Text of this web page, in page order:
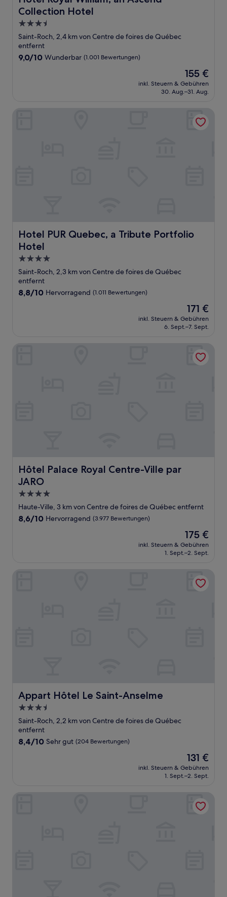
Collection Hotel
3.5-
Sterne-
Unterkunft
Saint-Roch, 2,4 km von Centre de foires de Québec
entfernt
9.0
9,0/10 Wunderbar (1.001 Bewertungen)
Der
Preis
beträgt
155 €
inkl. Steuern & Gebühren
30. Aug.–31. Aug.
Hotel PUR Quebec, a Tribute Portfolio
Hotel
Hotel PUR Quebec, a Tribute Portfolio Hotel
4.0-
Sterne-
Unterkunft
Saint-Roch, 2,3 km von Centre de foires de Québec
entfernt
8.8
8,8/10 Hervorragend (1.011 Bewertungen)
Der
Preis
beträgt
171 €
inkl. Steuern & Gebühren
6. Sept.–7. Sept.
Hôtel Palace Royal Centre-Ville par
JARO
Hôtel Palace Royal Centre-Ville par JARO
4.0-
Sterne-
Unterkunft
Haute-Ville, 3 km von Centre de foires de Québec entfernt
8.6
8,6/10 Hervorragend (3.977 Bewertungen)
Der
Preis
beträgt
175 €
inkl. Steuern & Gebühren
1. Sept.–2. Sept.
Appart Hôtel Le Saint-Anselme
Appart Hôtel Le Saint-Anselme
3.5-
Sterne-
Unterkunft
Saint-Roch, 2,2 km von Centre de foires de Québec
entfernt
8.4
Bewertungen)
8,4/10 Sehr gut (204 Bewertungen)
Der
Preis
beträgt
131 €
inkl. Steuern & Gebühren
1. Sept.–2. Sept.